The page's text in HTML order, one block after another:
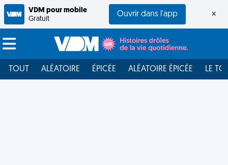
VDM pour mobile
Gratuit
Ouvrir dans l'app ×
TOUT ALÉATOIRE ÉPICÉE ALÉATOIRE ÉPICÉE LE